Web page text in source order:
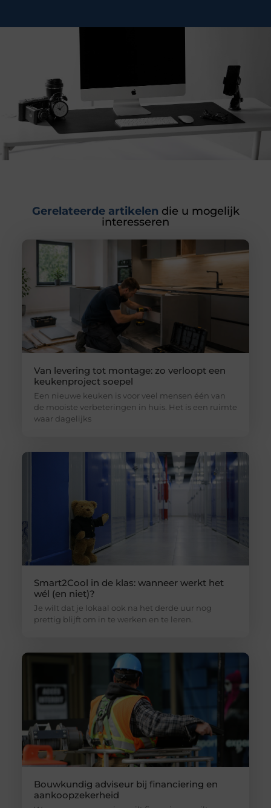
Gerelateerde artikelen die u mogelijk
interesseren
Van levering tot montage: zo verloopt een
keukenproject soepel
Een nieuwe keuken is voor veel mensen één van
de mooiste verbeteringen in huis. Het is een ruimte
waar dagelijks
Smart2Cool in de klas: wanneer werkt het
wél (en niet)?
Je wilt dat je lokaal ook na het derde uur nog
prettig blijft om in te werken en te leren.
Bouwkundig adviseur bij financiering en
aankoopzekerheid